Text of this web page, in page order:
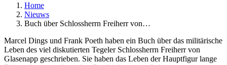
Home
Nieuws
Buch über Schlossherrn Freiherr von…
Marcel Dings und Frank Poeth haben ein Buch über das militärische
Leben des viel diskutierten Tegeler Schlossherrn Freiherr von
Glasenapp geschrieben. Sie haben das Leben der Hauptfigur lange